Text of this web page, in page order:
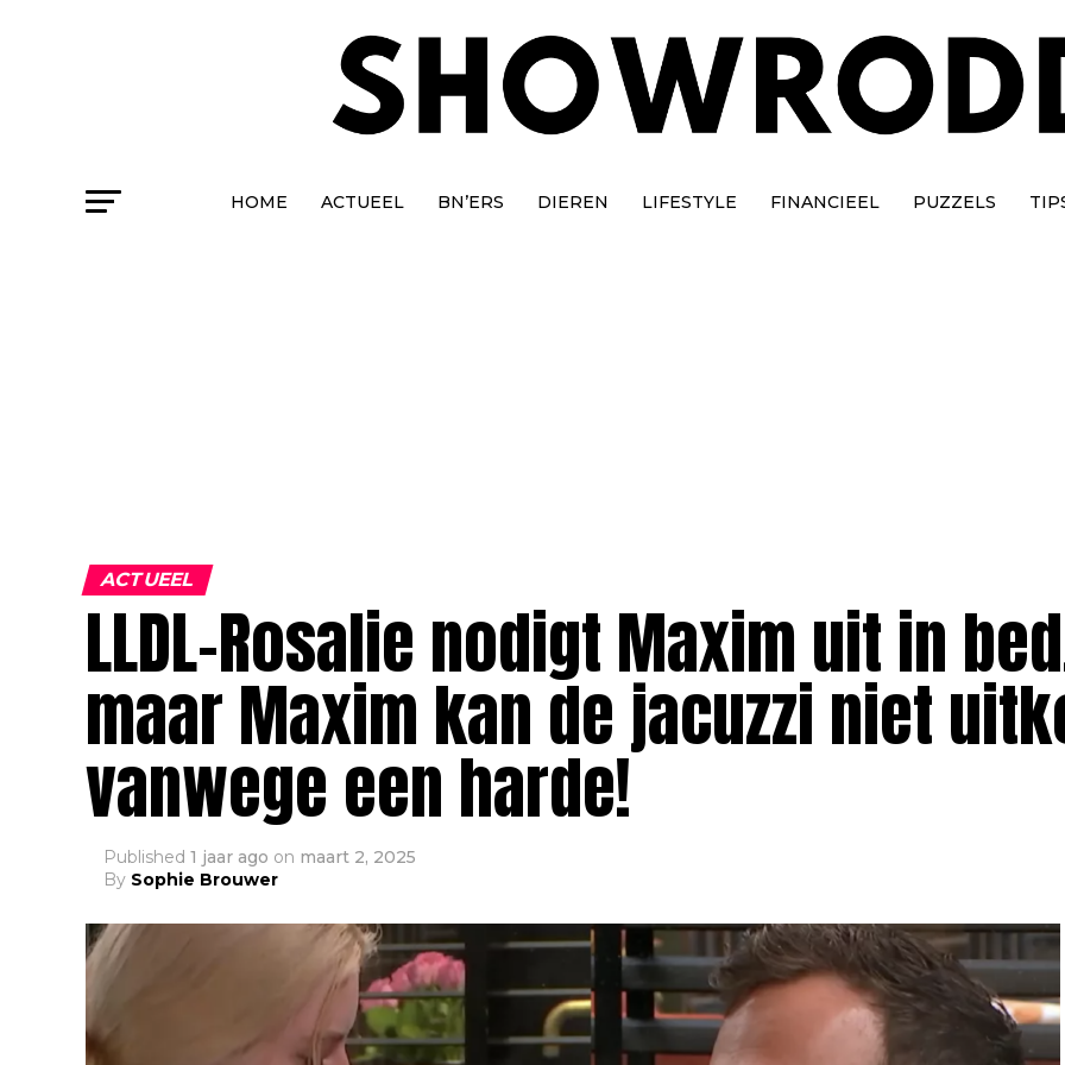
HOME ACTUEEL BN’ERS DIEREN LIFESTYLE FINANCIEEL PUZZELS
ACTUEEL
LLDL-Rosalie nodigt Maxim uit in
maar Maxim kan de jacuzzi niet
vanwege een harde!
Published 1 jaar ago on maart 2, 2025
By Sophie Brouwer